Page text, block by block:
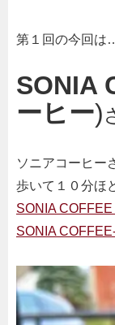
第１回の今回は
SONIA
ーヒー)
ソニアコーヒー
歩いて１０分ほ
SONIA
SONIA